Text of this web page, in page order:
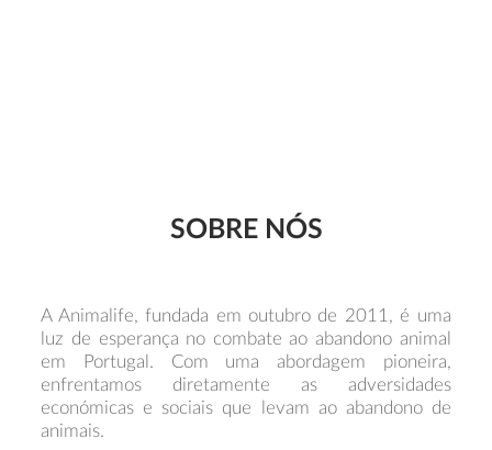
SOBRE NÓS
A Animalife, fundada em outubro de 2011, é uma
luz de esperança no combate ao abandono animal
em Portugal. Com uma abordagem pioneira,
enfrentamos diretamente as adversidades
económicas e sociais que levam ao abandono de
animais.